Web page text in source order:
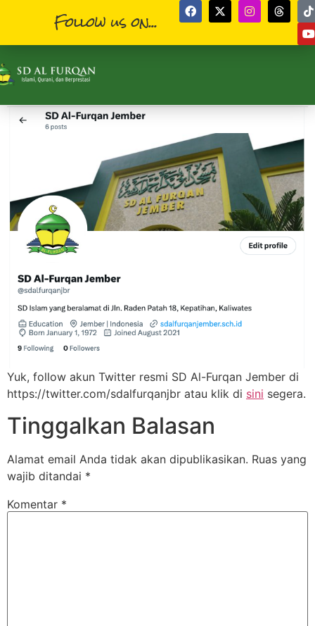
Follow us on...
Yuk, follow akun Twitter resmi SD Al-Furqan Jember di
https://twitter.com/sdalfurqanjbr atau klik di sini segera.
Tinggalkan Balasan
Alamat email Anda tidak akan dipublikasikan. Ruas yang
wajib ditandai *
Komentar *